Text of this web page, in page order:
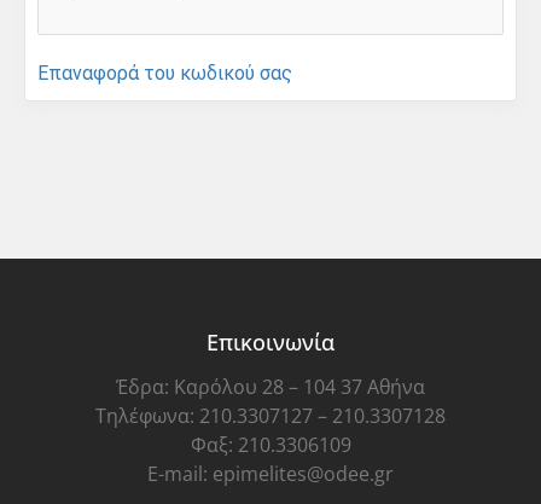
Επαναφορά του κωδικού σας
Επικοινωνία
Έδρα: Καρόλου 28 – 104 37 Αθήνα
Τηλέφωνα: 210.3307127 – 210.3307128
Φαξ: 210.3306109
E-mail: epimelites@odee.gr